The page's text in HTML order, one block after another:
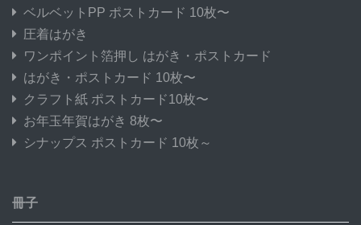
ベルベットPP ポストカード 10枚〜
圧着はがき
ワンポイント箔押し はがき・ポストカード
はがき・ポストカード 10枚〜
クラフト紙 ポストカード10枚〜
お年玉年賀はがき 8枚〜
シナップス ポストカード 10枚～
冊子